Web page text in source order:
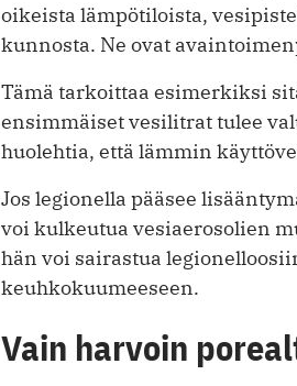
oikeista lämpötiloista,
kunnosta. Ne ovat
Tämä tarkoittaa esimerkiksi
ensimmäiset vesilitrat tulee
huolehtia, että lämmin
Jos legionella pääsee
voi kulkeutua vesiaerosolien
hän voi sairastua
keuhkokuumeeseen.
Vain harvoin